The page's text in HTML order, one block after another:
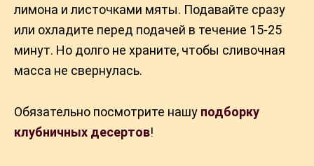
лимона и листочками мяты. Подавайте сразу
или охладите перед подачей в течение 15-25
минут. Но долго не храните, чтобы сливочная
масса не свернулась.
Обязательно посмотрите нашу подборку
клубничных десертов!